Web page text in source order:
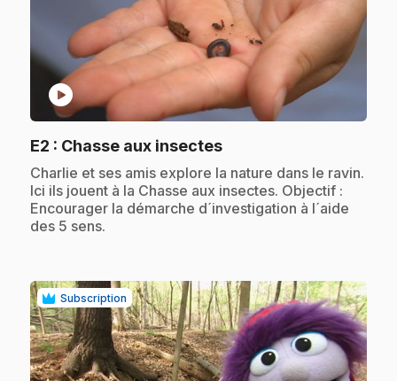
play_circle
E2 : Chasse aux insectes.
.Charlie et ses amis explore la nature dans le ravin.
Ici ils jouent à la Chasse aux insectes. Objectif :
Encourager la démarche d´investigation à l´aide
des 5 sens.
Subscription